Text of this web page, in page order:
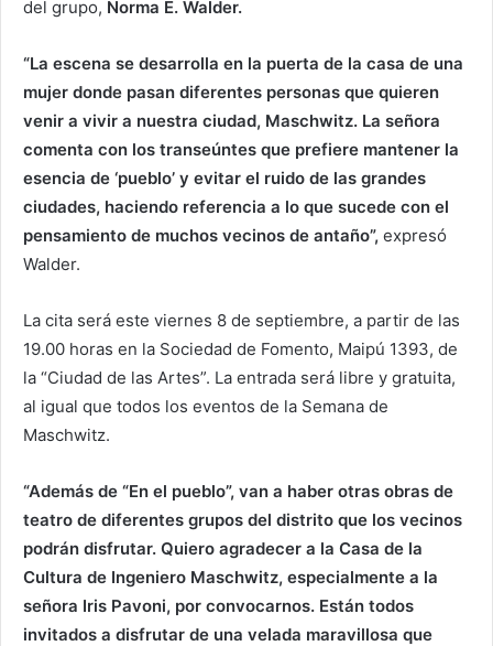
del grupo, Norma E. Walder.
“La escena se desarrolla en la puerta de la casa de una
mujer donde pasan diferentes personas que quieren
venir a vivir a nuestra ciudad, Maschwitz. La señora
comenta con los transeúntes que prefiere mantener la
esencia de ‘pueblo’ y evitar el ruido de las grandes
ciudades, haciendo referencia a lo que sucede con el
pensamiento de muchos vecinos de antaño”, expresó
Walder.
La cita será este viernes 8 de septiembre, a partir de las
19.00 horas en la Sociedad de Fomento, Maipú 1393, de
la “Ciudad de las Artes”. La entrada será libre y gratuita,
al igual que todos los eventos de la Semana de
Maschwitz.
“Además de “En el pueblo”, van a haber otras obras de
teatro de diferentes grupos del distrito que los vecinos
podrán disfrutar. Quiero agradecer a la Casa de la
Cultura de Ingeniero Maschwitz, especialmente a la
señora Iris Pavoni, por convocarnos. Están todos
invitados a disfrutar de una velada maravillosa que